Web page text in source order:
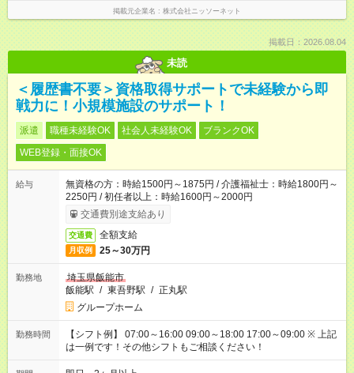
掲載元企業名 株式会社ニッソーネット
掲載日：2026.08.04
未読
＜履歴書不要＞資格取得サポートで未経験から即
戦力に！小規模施設のサポート！
派遣 職種未経験OK 社会人未経験OK
ブランクOK
WEB登録・面接OK
給与
無資格の方：時給1500円～1875円 / 介護福祉士：時給1800円～
2250円 / 初任者以上：時給1600円～2000円
交通費別途支給あり
交通費 全額支給
月収例 25～30万円
勤務地
埼玉県飯能市
飯能駅 / 東吾野駅 / 正丸駅
グループホーム
勤務時間
【シフト例】 07:00～16:00 09:00～18:00 17:00～09:00 ※ 上記
は一例です！その他シフトもご相談ください！